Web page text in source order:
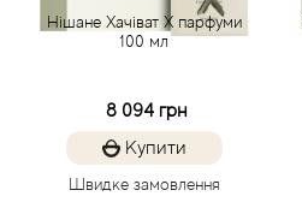
Нішане Хачіват X парфуми
100 мл
8 094 грн
Купити
Швидке замовлення
Acqua di Sardegna
Adidas